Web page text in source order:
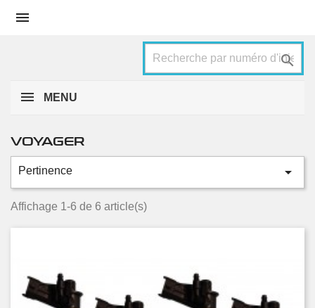


MENU
2.8 CRD
VOYAGER
Pertinence 
Affichage 1-6 de 6 article(s)